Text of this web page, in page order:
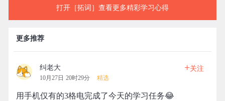
打开［拓词］查看更多精彩学习心得
更多推荐
纠老大
10月27日 20时29分 精选
+关注
用手机仅有的3格电完成了今天的学习任务😂